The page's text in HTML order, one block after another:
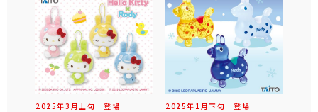
2025年3 月 上旬 登場 2025年 1 月下旬 登場